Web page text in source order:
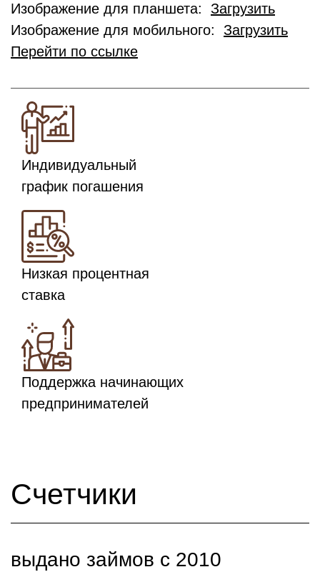
Изображение для планшета: Загрузить
Изображение для мобильного: Загрузить
Перейти по ссылке
Индивидуальный
график погашения
Низкая процентная
ставка
Поддержка начинающих
предпринимателей
Счетчики
выдано займов с 2010